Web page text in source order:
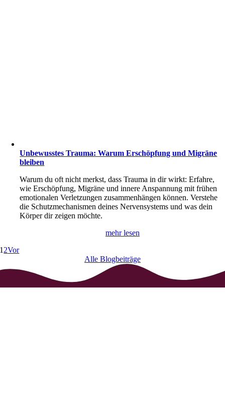
Unbewusstes Trauma: Warum Erschöpfung und Migräne
bleiben
Warum du oft nicht merkst, dass Trauma in dir wirkt: Erfahre,
wie Erschöpfung, Migräne und innere Anspannung mit frühen
emotionalen Verletzungen zusammenhängen können. Verstehe
die Schutzmechanismen deines Nervensystems und was dein
Körper dir zeigen möchte.
mehr lesen
1 2Vor
Alle Blogbeiträge